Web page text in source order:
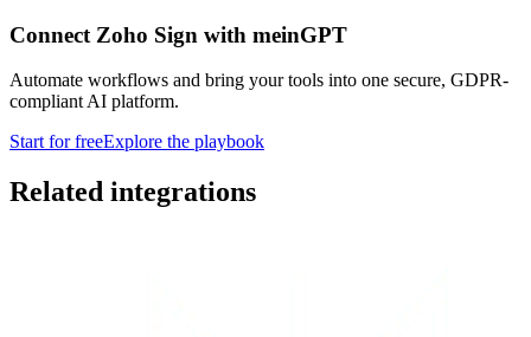
Connect Zoho Sign with meinGPT
Automate workflows and bring your tools into one secure, GDPR-
compliant AI platform.
Start for freeExplore the playbook
Related integrations